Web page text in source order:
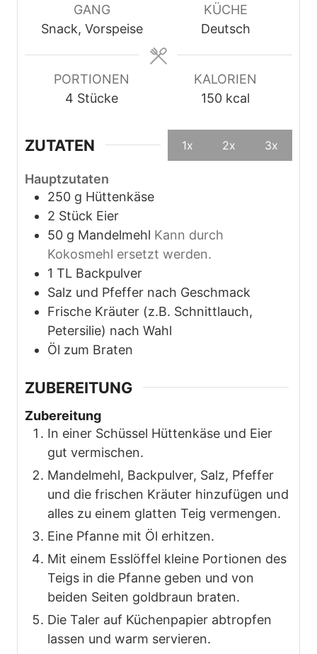
t
n
t
e
GANG
Snack, Vorspeise
KÜCHE
Deutsch
PORTIONEN
4 Stücke
KALORIEN
150 kcal
ZUTATEN 1x 2x 3x
Hauptzutaten
250 g Hüttenkäse
2 Stück Eier
50 g Mandelmehl Kann durch
Kokosmehl ersetzt werden.
1 TL Backpulver
Salz und Pfeffer nach Geschmack
Frische Kräuter (z.B. Schnittlauch,
Petersilie) nach Wahl
Öl zum Braten
ZUBEREITUNG
Zubereitung
In einer Schüssel Hüttenkäse und Eier
gut vermischen.
Mandelmehl, Backpulver, Salz, Pfeffer
und die frischen Kräuter hinzufügen und
alles zu einem glatten Teig vermengen.
Eine Pfanne mit Öl erhitzen.
Mit einem Esslöffel kleine Portionen des
Teigs in die Pfanne geben und von
beiden Seiten goldbraun braten.
Die Taler auf Küchenpapier abtropfen
lassen und warm servieren.